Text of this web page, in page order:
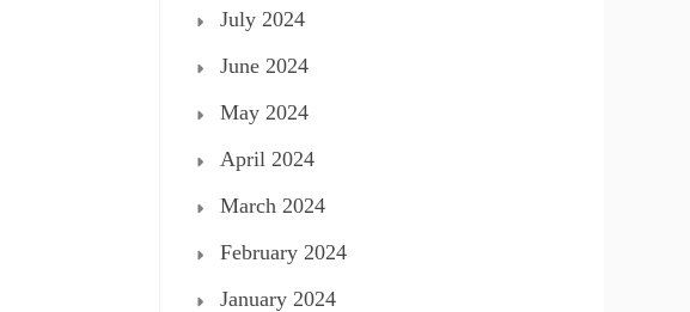
July 2024
June 2024
May 2024
April 2024
March 2024
February 2024
January 2024